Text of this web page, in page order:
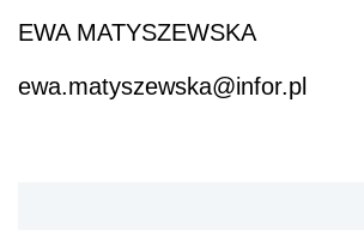
EWA MATYSZEWSKA
ewa.matyszewska@infor.pl